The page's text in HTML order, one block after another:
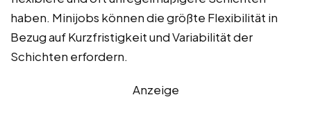
haben. Minijobs können die größte Flexibilität in
Bezug auf Kurzfristigkeit und Variabilität der
Schichten erfordern.
Anzeige